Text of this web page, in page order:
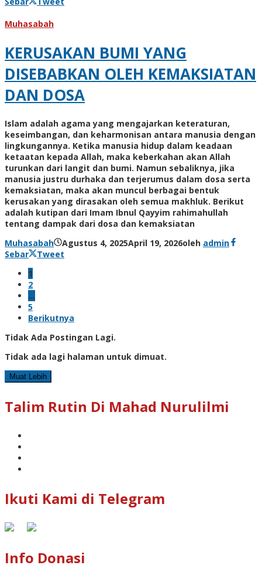
Muhasabah
KERUSAKAN BUMI YANG
DISEBABKAN OLEH KEMAKSIATAN
DAN DOSA
Islam adalah agama yang mengajarkan keteraturan,
keseimbangan, dan keharmonisan antara manusia dengan
lingkungannya. Ketika manusia hidup dalam keadaan
ketaatan kepada Allah, maka keberkahan akan Allah
turunkan dari langit dan bumi. Namun sebaliknya, jika
manusia justru durhaka dan terjerumus dalam dosa serta
kemaksiatan, maka akan muncul berbagai bentuk
kerusakan yang dirasakan oleh semua makhluk. Berikut
adalah kutipan dari Imam Ibnul Qayyim rahimahullah
tentang dampak dari dosa dan kemaksiatan
Muhasabah
Agustus 4, 2025April 19, 2026oleh admin
Sebar
Tweet
1
2
…
5
Berikutnya
Tidak Ada Postingan Lagi.
Tidak ada lagi halaman untuk dimuat.
Muat Lebih
Talim Rutin Di Mahad Nurulilmi
Ikuti Kami di Telegram
Info Donasi